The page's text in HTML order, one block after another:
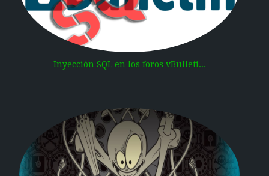
Inyección SQL en los foros vBulleti...